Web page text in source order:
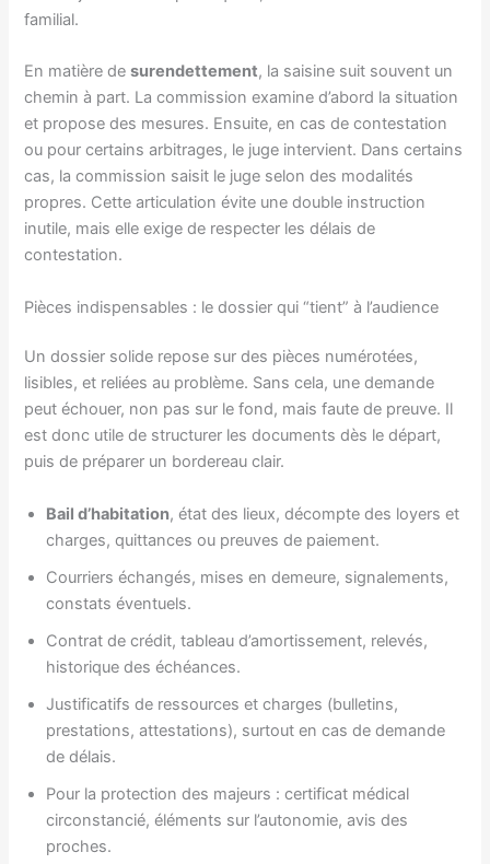
familial.
En matière desurendettement, la saisine suit souvent un
chemin à part. La commission examine d’abord la situation
et propose des mesures. Ensuite, en cas de contestation
ou pour certains arbitrages, le juge intervient. Dans certains
cas, la commission saisit le juge selon des modalités
propres. Cette articulation évite une double instruction
inutile, mais elle exige de respecter les délais de
contestation.
Pièces indispensables : le dossier qui “tient” à l’audience
Un dossier solide repose sur des pièces numérotées,
lisibles, et reliées au problème. Sans cela, une demande
peut échouer, non pas sur le fond, mais faute de preuve. Il
est donc utile de structurer les documents dès le départ,
puis de préparer un bordereau clair.
Bail d’habitation, état des lieux, décompte des loyers et
charges, quittances ou preuves de paiement.
Courriers échangés, mises en demeure, signalements,
constats éventuels.
Contrat de crédit, tableau d’amortissement, relevés,
historique des échéances.
Justificatifs de ressources et charges (bulletins,
prestations, attestations), surtout en cas de demande
de délais.
Pour la protection des majeurs : certificat médical
circonstancié, éléments sur l’autonomie, avis des
proches.